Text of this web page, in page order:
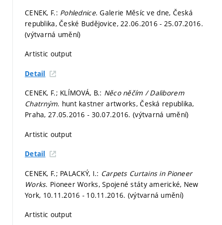
CENEK, F.: Pohlednice. Galerie Měsíc ve dne, Česká
republika, České Budějovice, 22.06.2016 - 25.07.2016.
(výtvarná umění)
Artistic output
Detail
CENEK, F.; KLÍMOVÁ, B.: Něco něčím / Daliborem
Chatrným. hunt kastner artworks, Česká republika,
Praha, 27.05.2016 - 30.07.2016. (výtvarná umění)
Artistic output
Detail
CENEK, F.; PALACKÝ, I.: Carpets Curtains in Pioneer
Works. Pioneer Works, Spojené státy americké, New
York, 10.11.2016 - 10.11.2016. (výtvarná umění)
Artistic output